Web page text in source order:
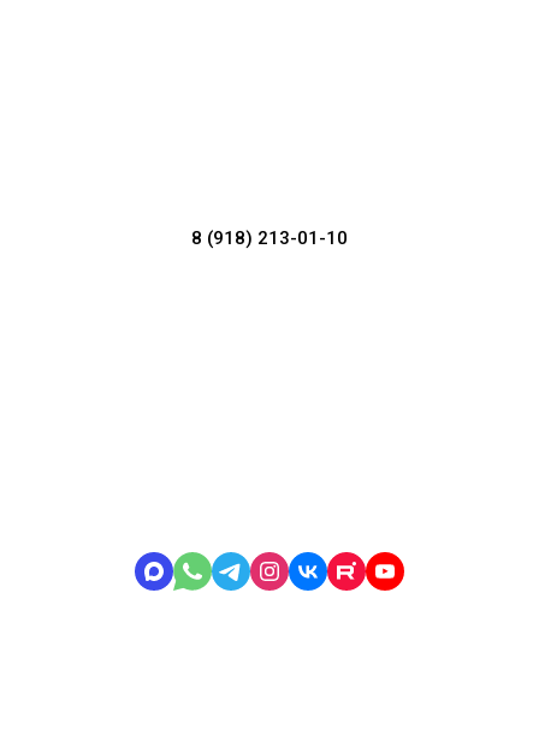
8 (918) 213-01-10